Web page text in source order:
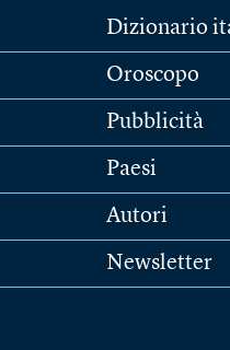
Dizionario
Oroscopo
Pubblicità
Paesi
Autori
Newsletter